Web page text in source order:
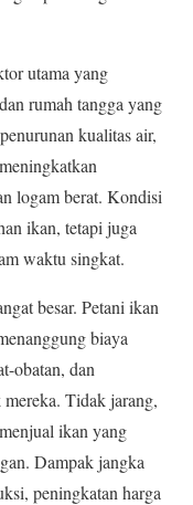
utama yang
rumah tangga yang
kualitas air,
logam berat. Kondisi
ikan, tetapi juga
waktu singkat.
besar. Petani ikan
biaya
obatan, dan
Tidak jarang,
ikan yang
Dampak jangka
peningkatan harga